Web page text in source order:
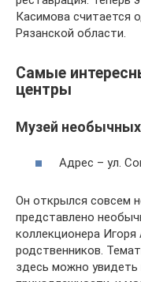
Касимова считается
Рязанской области.
Самые
центры
Музей
Адрес – ул.
Он открылся совсем
представлено
коллекционера Игоря
родственников.
здесь можно